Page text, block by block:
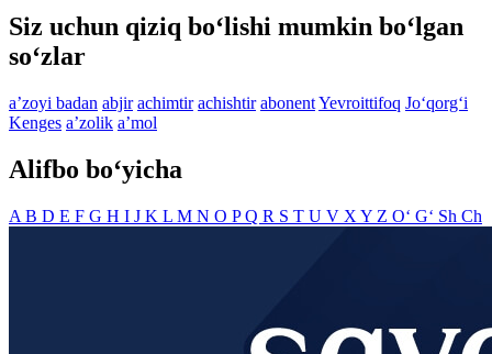
Siz uchun qiziq bo‘lishi mumkin bo‘lgan
so‘zlar
aʼzoyi badan abjir achimtir achishtir abonentYevroittifoq Jo‘qorg‘i
Kenges aʼzolik aʼmol
Alifbo bo‘yicha
A B D E F G H I J K L M N O PQ R S T U V X Y Z O‘ G‘ Sh Ch